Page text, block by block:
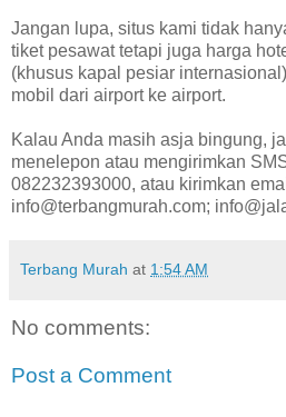
Jangan lupa, situs kami tidak
tiket pesawat tetapi juga harga
(khusus kapal pesiar
mobil dari airport ke airport.
Kalau Anda masih asja bingung,
menelepon atau mengirimkan
082232393000, atau kirimkan
info@terbangmurah.com;
Terbang Murah at 1:54 AM
No comments:
Post a Comment